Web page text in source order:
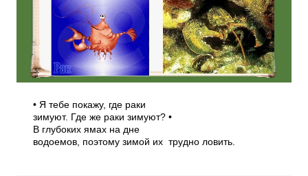
• Я тебе покажу, где раки
зимуют. Где же раки зимуют? •
В глубоких ямах на дне
водоемов, поэтому зимой их трудно ловить.